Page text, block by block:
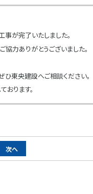
が完了いたしました。
協力ありがとうございました。
東央建設へご相談ください。
おります。
次へ